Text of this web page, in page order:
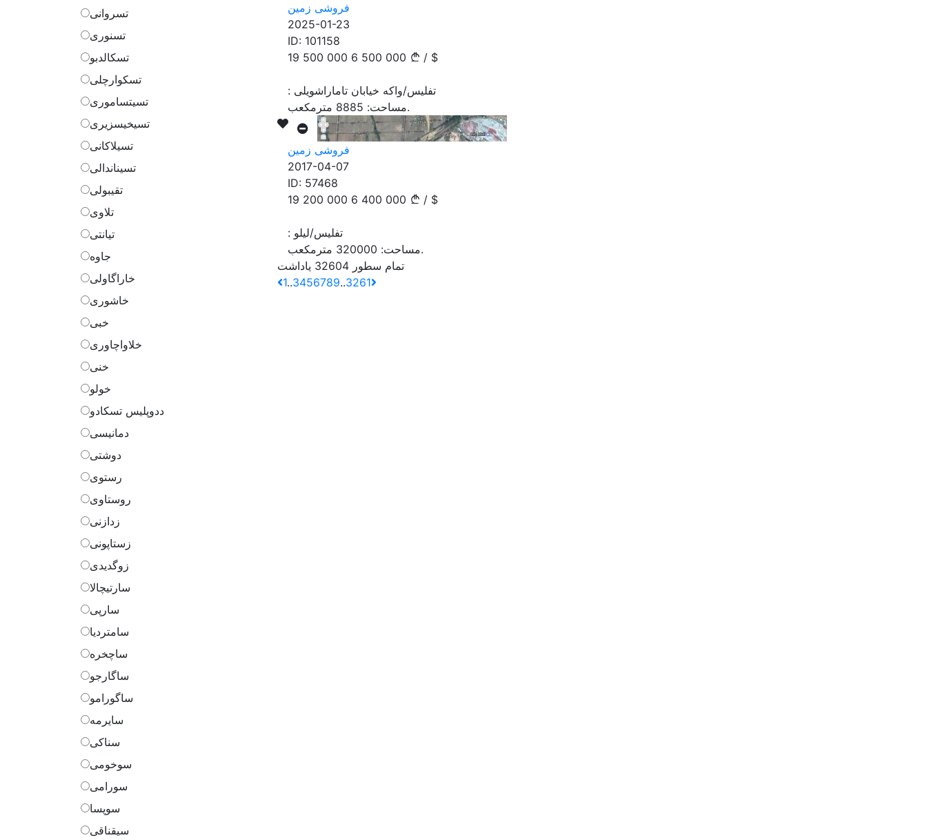
تسروانی
تسنوری
تسکالدبو
تسکوارچلی
تسیتساموری
تسیخیسزیری
تسیلاکانی
تسیناندالی
تقیبولی
تلاوی
تیانتی
جاوه
خاراگاولی
خاشوری
خبی
خلاواچاوری
خنی
خولو
ددوپلیس تسکادو
دمانیسی
دوشتی
رستوی
روستاوی
زدازنی
زستاپونی
زوگدیدی
سارتیچالا
سارپی
سامتردیا
ساچخره
ساگارجو
ساگورامو
سایرمه
سناکی
سوخومی
سورامی
سوپسا
سیقناقی
فروشی زمین
2025-01-23
ID: 101158
19 500 000 6 500 000 / $
: تفلیس/واکه خیابان تاماراشویلی
مساحت: 8885 مترمکعب.
فروشی زمین
2017-04-07
ID: 57468
19 200 000 6 400 000 / $
: تفلیس/لیلو
مساحت: 320000
مترمکعب.
تمام سطور 32604 یاداشت
1..3456789..3261